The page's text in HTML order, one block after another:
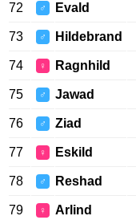
72 ♂ Evald
73 ♂ Hildebrand
74 ♀ Ragnhild
75 ♂ Jawad
76 ♂ Ziad
77 ♀ Eskild
78 ♂ Reshad
79 ♀ Arlind